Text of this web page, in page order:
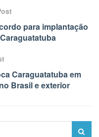
para implantação
Caraguatatuba em
Brasil e exterior